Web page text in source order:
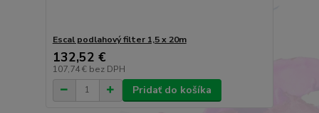
Escal podlahový filter 1,5 x 20m
132,52 €
107,74 € bez DPH
Pridať do košíka